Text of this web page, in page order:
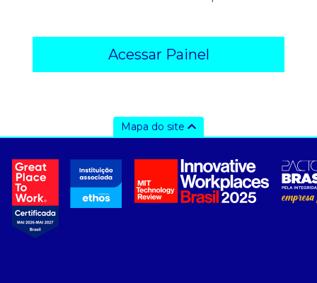
Acessar Painel
Mapa do site
- sobre nós
- governança
- nossos associados
- integridade, riscos e auditoria
- relatório de sustentabilidade